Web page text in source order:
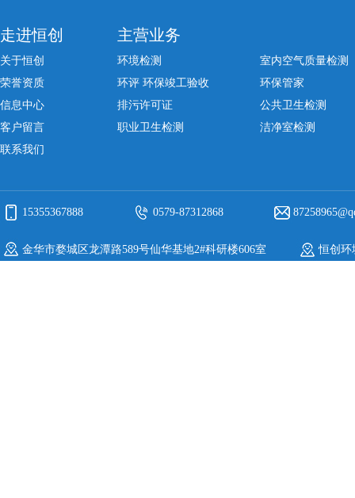
走进恒创
关于恒创
荣誉资质
信息中心
客户留言
联系我们
主营业务
环境检测
室内空气质量检测
环评 环保竣工验收
环保管家
排污许可证
公共卫生检测
职业卫生检测
洁净室检测
15355367888 0579-87312868
金华市婺城区龙潭路589号仙华基地2#科研楼606室 恒创环